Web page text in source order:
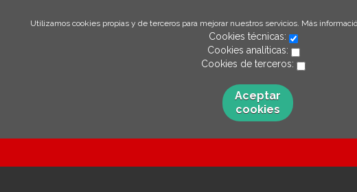
Utilizamos cookies propias y de terceros para mejorar nuestros servicios. Más
Cookies técnicas:
Cookies analíticas:
Cookies de terceros:
Aceptar
cookies